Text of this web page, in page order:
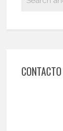
CONTACTO